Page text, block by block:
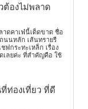
ต้องไม่พลาด
าดคาเฟ่นี้เด็ดขาด ชื่อ
ถนนหลัก เส้นทรายรี
ฟกระทะเหล็ก เรื่อง
ลยค่ะ ที่สำคัญคือ ใช้
ท่องเที่ยว ที่ดี